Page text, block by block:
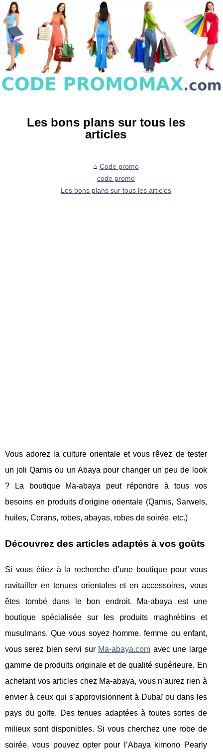
Les bons plans sur tous les
articles
Code promo
code promo
Les bons plans sur tous les articles
Vous adorez la culture orientale et vous rêvez de tester
un joli Qamis ou un Abaya pour changer un peu de look
? La boutique Ma-abaya peut répondre à tous vos
besoins en produits d'origine orientale (Qamis, Sarwels,
huiles, Corans, robes, abayas, robes de soirée, etc.)
Découvrez des articles adaptés à vos goûts
Si vous étiez à la recherche d’une boutique pour vous
ravitailler en tenues orientales et en accessoires, vous
êtes tombé dans le bon endroit. Ma-abaya est une
boutique spécialisée sur les produits maghrébins et
musulmans. Que vous soyez homme, femme ou enfant,
vous serez bien servi sur Ma-abaya.com avec une large
gamme de produits originale et de qualité supérieure. En
achetant vos articles chez Ma-abaya, vous n’aurez rien à
envier à ceux qui s’approvisionnent à Dubaï ou dans les
pays du golfe. Des tenues adaptées à toutes sortes de
milieux sont disponibles. Si vous cherchez une robe de
soirée, vous pouvez opter pour l’Abaya kimono Pearly